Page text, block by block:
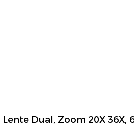
Dual, Zoom 20X 36X,